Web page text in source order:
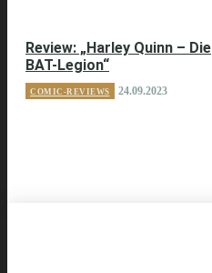
Review: „Harley Quinn – Die
BAT-Legion“
COMIC-REVIEWS 24.09.2023